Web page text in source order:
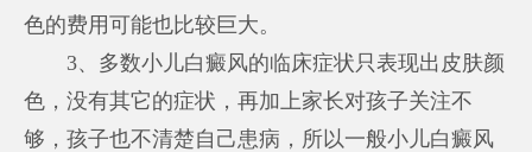
色的费用可能也比较巨大。
3、多数小儿白癜风的临床症状只表现出皮肤颜
色，没有其它的症状，再加上家长对孩子关注不
够，孩子也不清楚自己患病，所以一般小儿白癜风